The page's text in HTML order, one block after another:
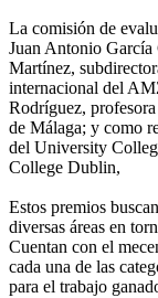
La comisión de
Juan Antonio
Martínez,
internacional del
Rodríguez,
de Málaga; y como
del University
College Dublin,
Estos premios
diversas áreas en
Cuentan con el
cada una de las
para el trabajo